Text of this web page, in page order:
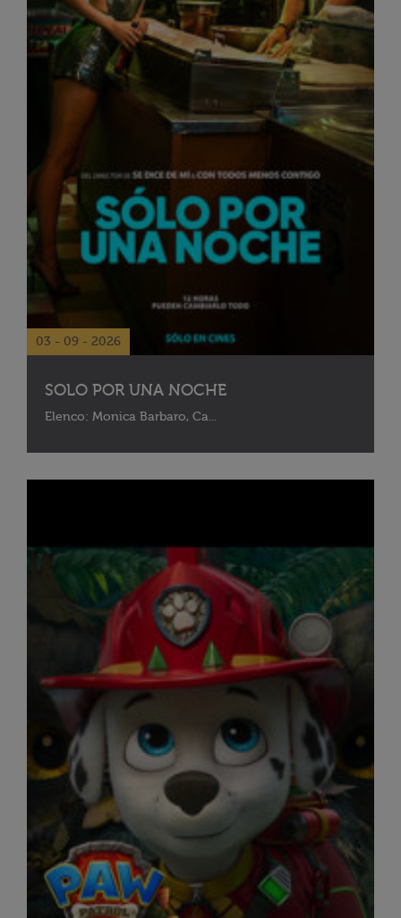
03 - 09 - 2026
SOLO POR UNA NOCHE
Elenco: Monica Barbaro, Ca...